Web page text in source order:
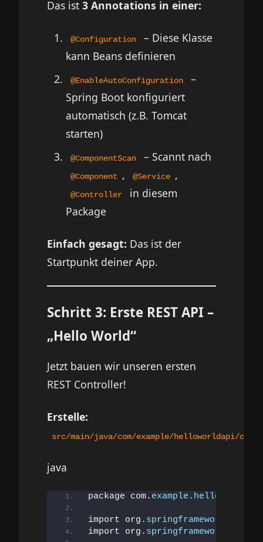
Das ist 3 Annotations in einer:
@Configuration
– Diese Klasse
kann Beans definieren
@EnableAutoConfiguration
–
Spring Boot konfiguriert
automatisch (z.B. Tomcat
starten)
@ComponentScan – Scannt nach
@Component , @Service ,
@Controller
in diesem
Package
Einfach gesagt: Das ist der
Startpunkt deiner App.
Schritt 3: Erste REST API –
„Hello World“
Jetzt bauen wir unseren ersten
REST Controller!
Erstelle:
src/main/java/com/example/helloworldapi/
java
package com. example . helloworldapi
import org. springframework
import org. springframework